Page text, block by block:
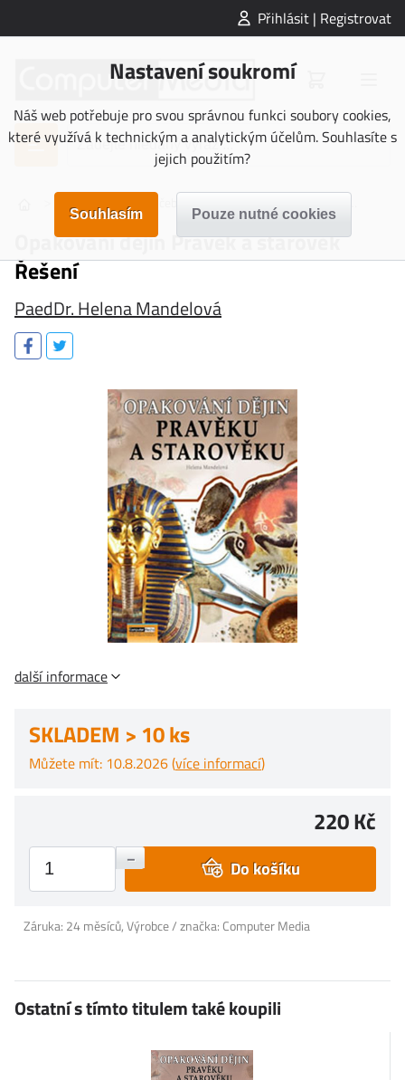
Přihlásit | Registrovat
Nastavení soukromí
Náš web potřebuje pro svou správnou funkci soubory cookies,
které využívá k technickým a analytickým účelům. Souhlasíte s
jejich použitím?
Opakování dějin Pravěk a starověk
Řešení
PaedDr. Helena Mandelová
další informace
SKLADEM > 10 ks
Můžete mít: 10.8.2026 (více informací)
220 Kč
+
– Do košíku
Záruka: 24 měsíců, Výrobce / značka: Computer Media
Ostatní s tímto titulem také koupili